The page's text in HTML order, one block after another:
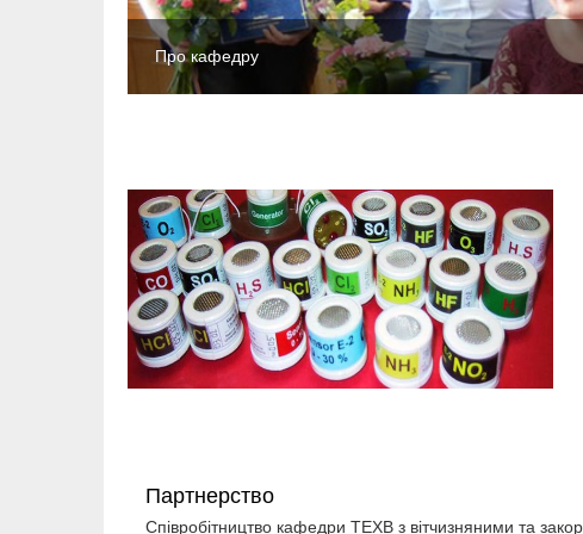
Про кафедру
Партнерство
Співробітництво кафедри ТЕХВ з вітчизняними та